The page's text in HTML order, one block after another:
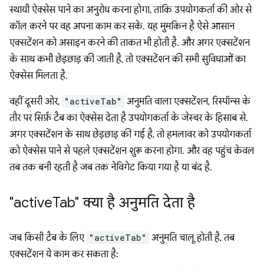
स्थायी ऐक्सेस पाने का अनुरोध करना होगा, ताकि उपयोगकर्ता की ओर से
कॉल करने पर वह अपना काम कर सके. यह मुमकिन है ऐसे आसान
एक्सटेंशन को असाइन करने की ताकत भी होती है. और अगर एक्सटेंशन
के साथ कभी छेड़छाड़ की जाती है, तो एक्सटेंशन की सभी सुविधाओं का
ऐक्सेस मिलता है.
वहीं दूसरी ओर, "activeTab" अनुमति वाला एक्सटेंशन, रिस्पॉन्स के
तौर पर सिर्फ़ टैब का ऐक्सेस देता है उपयोगकर्ता के जेस्चर के हिसाब से.
अगर एक्सटेंशन के साथ छेड़छाड़ की गई है, तो हमलावर को उपयोगकर्ता
को ऐक्सेस पाने से पहले एक्सटेंशन शुरू करना होगा. और वह पहुंच केवल
तब तक बनी रहती है जब तक नेविगेट किया गया है या बंद है.
"activeTab" क्या है अनुमति देता है
जब किसी टैब के लिए "activeTab" अनुमति चालू होती है, तब
एक्सटेंशन ये काम कर सकता है: